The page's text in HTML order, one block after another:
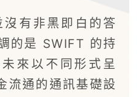
有非黑即白的答
的是 SWIFT 的持
來以不同形式呈
流通的通訊基礎設